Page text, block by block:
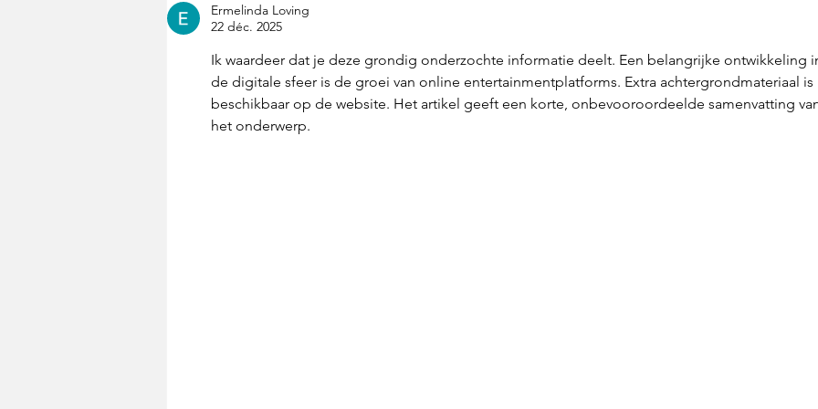
Ermelinda Loving
22 déc. 2025
Ik waardeer dat je deze grondig onderzochte informatie deelt. Een belangrijke ontwikkeling
de digitale sfeer is de groei van online entertainmentplatforms. Extra achtergrondmateriaal is
beschikbaar op de website. Het artikel geeft een korte, onbevooroordeelde samenvatting
het onderwerp.